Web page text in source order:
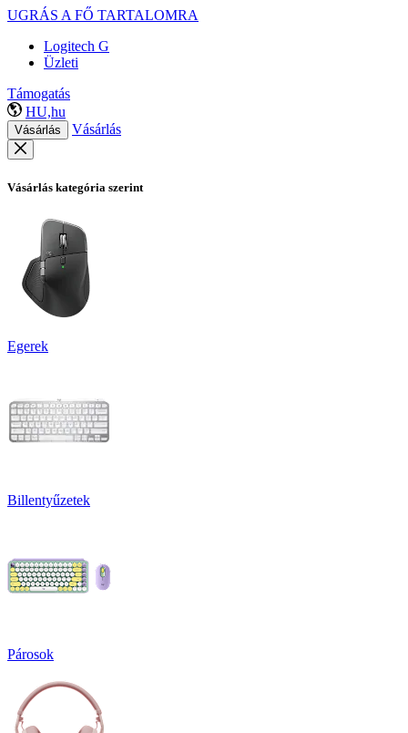
UGRÁS A FŐ TARTALOMRA
Logitech G
Üzleti
Támogatás
HU,hu
Vásárlás Vásárlás
Vásárlás kategória szerint
Egerek
Billentyűzetek
Párosok